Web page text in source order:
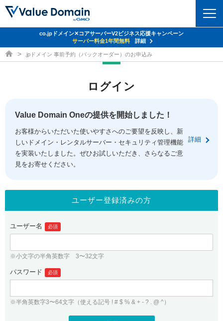
ドメイントップ
ドメイン移管
ドメイン価格一覧
ドメイン一括検索
.jpドメインオークション
gTLDオークション NEW!
.jpドメインバックオーダー
プレミアムドメイン
人気ドメインの種類
WHOIS検索
コアサーバー
バリューサーバー
XREA
セキュリティトップ
Value Domain ネットde診断
SSL証明書
サービストップ
お得意様割引
紹介制度
バリュードメインAPI
ドメイン・ホスティングOEM
facebook
ログイン
従来のバリュードメインをご利用希望の方
Value Domainにログイン
ユーザー登録
co.jpドメイン✕コアサーバーV2ビジネス応援キャンペーン
サーバー料金1年間無料
詳細
ドメイン取得ならバリュードメイン
.jpドメイン 事前予約（バックオーダー）のお申込み
ログイン
Value Domain Oneの提供を開始しました！
お客様からいただいた使いやすさへのご要望を反映し、新
しいドメイン・レンタルサーバー・セキュリティ管理機能
を実装いたしました。ぜひお試しいただき、さらなるご意
見をお寄せください。
詳細
ユーザー登録済みの方
ユーザー名 必須
※小文字の半角英数字 3〜32文字
パスワード 必須
※半角英数字3〜64文字（使える記号 ! # $ % & + - ? . @ ^）